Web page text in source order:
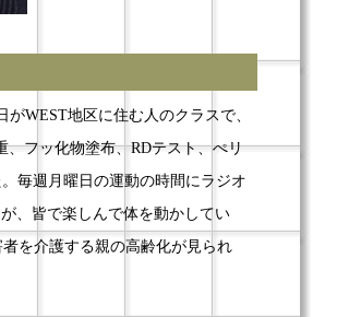
WEST地区に住む人のクラスで、
、フッ化物塗布、RDテスト、ぺリ
毎週月曜日の運動の時間にラジオ
、皆で楽しんで体を動かしてい
を介護する親の高齢化が見られ